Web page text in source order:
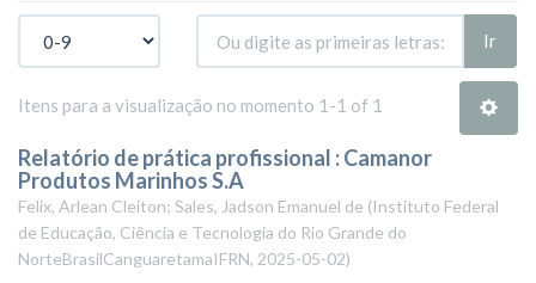
Ir
Itens para a visualização no momento 1-1 of 1
Relatório de prática profissional : Camanor
Produtos Marinhos S.A
Felix, Arlean Cleiton; Sales, Jadson Emanuel de (Instituto Federal
de Educação, Ciência e Tecnologia do Rio Grande do
NorteBrasilCanguaretamaIFRN, 2025-05-02)